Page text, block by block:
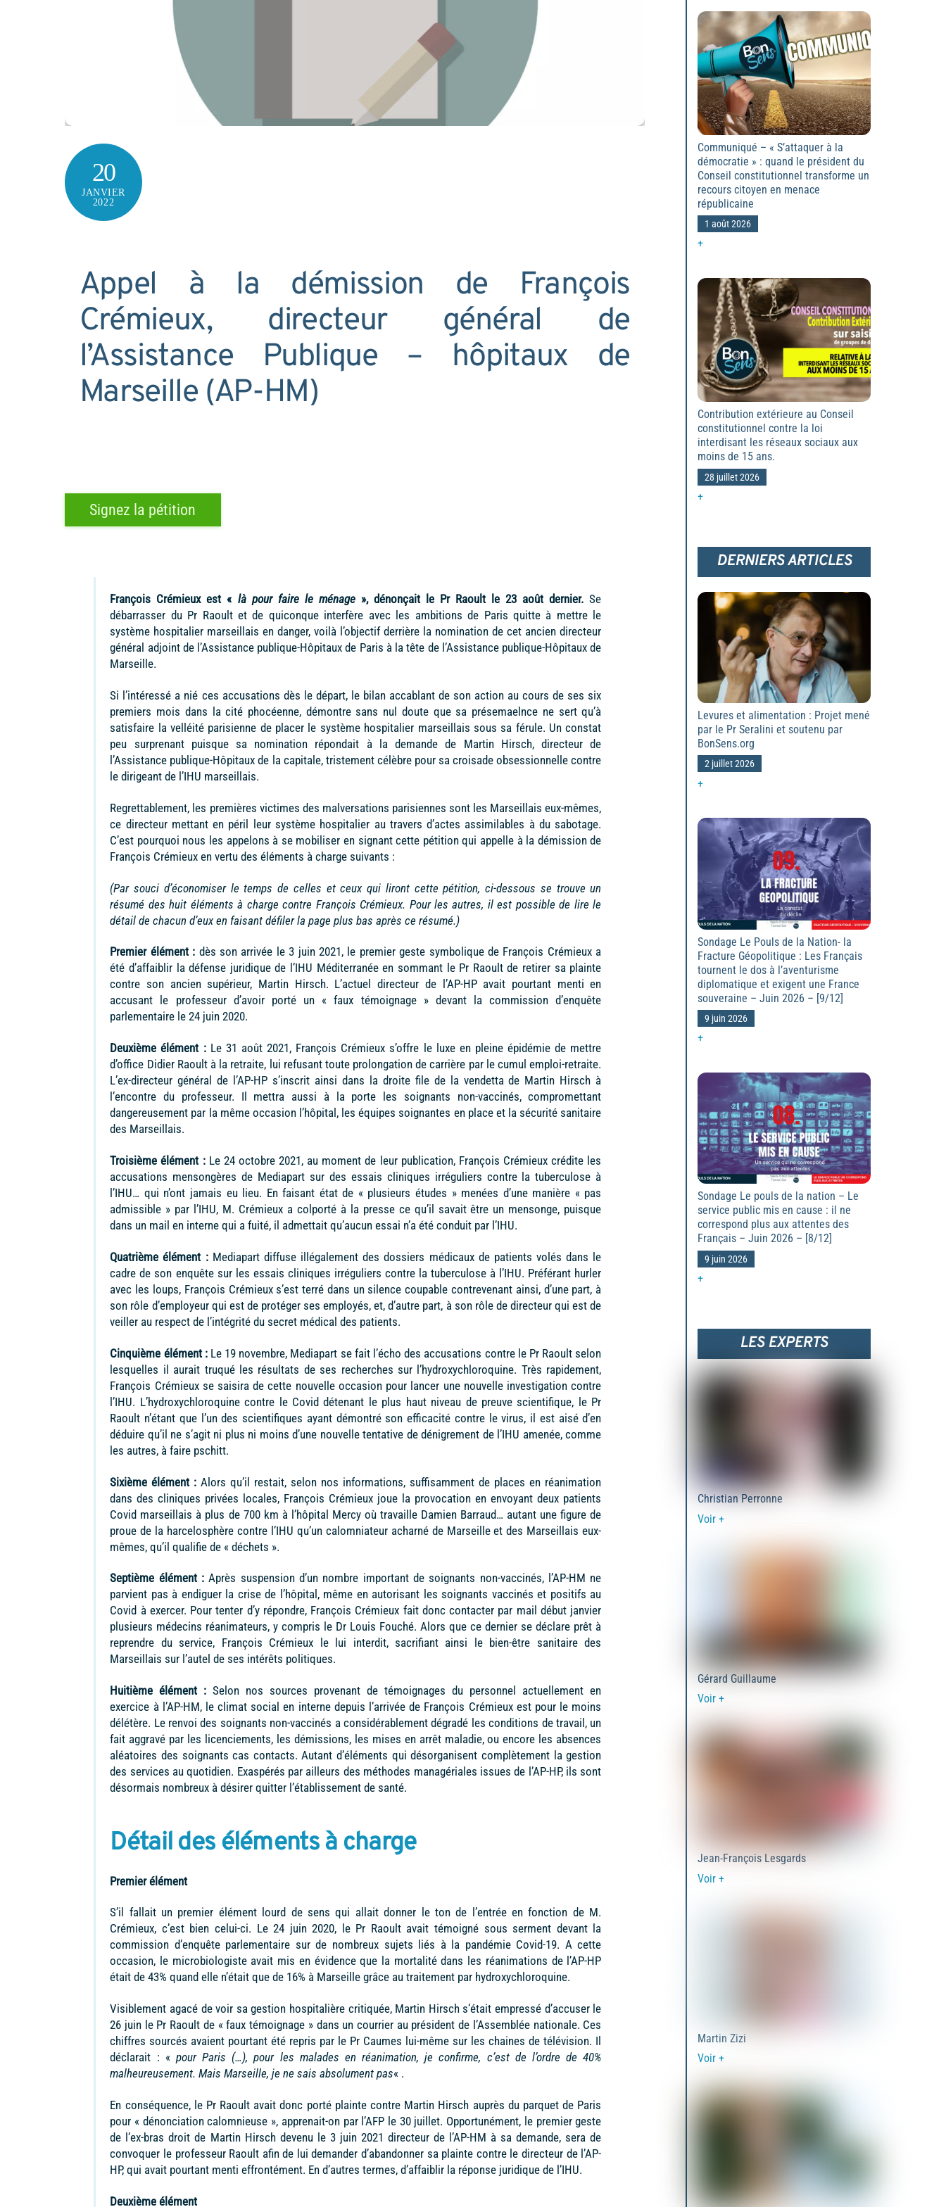
20
JANVIER
2022
Appel à la démission de François
Crémieux, directeur général de
l’Assistance Publique – hôpitaux de
Marseille (AP-HM)
Signez la pétition
François Crémieux est « là pour faire le ménage», dénonçait le Pr Raoult le 23 août dernier. Se
débarrasser du Pr Raoult et de quiconque interfère avec les ambitions de Paris quitte à mettre le
système hospitalier marseillais en danger, voilà l’objectif derrière la nomination de cet ancien directeur
général adjoint de l’Assistance publique-Hôpitaux de Paris à la tête de l’Assistance publique-Hôpitaux de
Marseille.
Si l’intéressé a nié ces accusations dès le départ, le bilan accablant de son action au cours de ses six
premiers mois dans la cité phocéenne, démontre sans nul doute que sa présemaelnce ne sert qu’à
satisfaire la velléité parisienne de placer le système hospitalier marseillais sous sa férule. Un constat
peu surprenant puisque sa nomination répondait à la demande de Martin Hirsch, directeur de
l’Assistance publique-Hôpitaux de la capitale, tristement célèbre pour sa croisade obsessionnelle contre
le dirigeant de l’IHU marseillais.
Regrettablement, les premières victimes des malversations parisiennes sont les Marseillais eux-mêmes,
ce directeur mettant en péril leur système hospitalier au travers d’actes assimilables à du sabotage.
C’est pourquoi nous les appelons à se mobiliser en signant cette pétition qui appelle à la démission de
François Crémieux en vertu des éléments à charge suivants :
(Par souci d’économiser le temps de celles et ceux qui liront cette pétition, ci-dessous se trouve un
résumé des huit éléments à charge contre François Crémieux. Pour les autres, il est possible de lire le
détail de chacun d’eux en faisant défiler la page plus bas après ce résumé.)
Premier élément : dès son arrivée le 3 juin 2021, le premier geste symbolique de François Crémieux a
été d’affaiblir la défense juridique de l’IHU Méditerranée en sommant le Pr Raoult de retirer sa plainte
contre son ancien supérieur, Martin Hirsch. L’actuel directeur de l’AP-HP avait pourtant menti en
accusant le professeur d’avoir porté un « faux témoignage » devant la commission d’enquête
parlementaire le 24 juin 2020.
Deuxième élément :Le 31 août 2021, François Crémieux s’offre le luxe en pleine épidémie de mettre
d’office Didier Raoult à la retraite, lui refusant toute prolongation de carrière par le cumul emploi-retraite.
L’ex-directeur général de l’AP-HP s’inscrit ainsi dans la droite file de la vendetta de Martin Hirsch à
l’encontre du professeur. Il mettra aussi à la porte les soignants non-vaccinés, compromettant
dangereusement par la même occasion l’hôpital, les équipes soignantes en place et la sécurité sanitaire
des Marseillais.
Troisième élément :Le 24 octobre 2021, au moment de leur publication, François Crémieux crédite les
accusations mensongères de Mediapart sur des essais cliniques irréguliers contre la tuberculose à
l’IHU… qui n’ont jamais eu lieu. En faisant état de « plusieurs études » menées d’une manière « pas
admissible » par l’IHU, M. Crémieux a colporté à la presse ce qu’il savait être un mensonge, puisque
dans un mail en interne qui a fuité, il admettait qu’aucun essai n’a été conduit par l’IHU.
Quatrième élément :Mediapart diffuse illégalement des dossiers médicaux de patients volés dans le
cadre de son enquête sur les essais cliniques irréguliers contre la tuberculose à l’IHU. Préférant hurler
avec les loups, François Crémieux s’est terré dans un silence coupable contrevenant ainsi, d’une part, à
son rôle d’employeur qui est de protéger ses employés, et, d’autre part, à son rôle de directeur qui est de
veiller au respect de l’intégrité du secret médical des patients.
Cinquième élément :Le 19 novembre, Mediapart se fait l’écho des accusations contre le Pr Raoult selon
lesquelles il aurait truqué les résultats de ses recherches sur l’hydroxychloroquine. Très rapidement,
François Crémieux se saisira de cette nouvelle occasion pour lancer une nouvelle investigation contre
l’IHU. L’hydroxychloroquine contre le Covid détenant le plus haut niveau de preuve scientifique, le Pr
Raoult n’étant que l’un des scientifiques ayant démontré son efficacité contre le virus, il est aisé d’en
déduire qu’il ne s’agit ni plus ni moins d’une nouvelle tentative de dénigrement de l’IHU amenée, comme
les autres, à faire pschitt.
Sixième élément : Alors qu’il restait, selon nos informations, suffisamment de places en réanimation
dans des cliniques privées locales, François Crémieux joue la provocation en envoyant deux patients
Covid marseillais à plus de 700 km à l’hôpital Mercy où travaille Damien Barraud… autant une figure de
proue de la harcelosphère contre l’IHU qu’un calomniateur acharné de Marseille et des Marseillais eux-
mêmes, qu’il qualifie de « déchets ».
Septième élément :Après suspension d’un nombre important de soignants non-vaccinés, l’AP-HM ne
parvient pas à endiguer la crise de l’hôpital, même en autorisant les soignants vaccinés et positifs au
Covid à exercer. Pour tenter d’y répondre, François Crémieux fait donc contacter par mail début janvier
plusieurs médecins réanimateurs, y compris le Dr Louis Fouché. Alors que ce dernier se déclare prêt à
reprendre du service, François Crémieux le lui interdit, sacrifiant ainsi le bien-être sanitaire des
Marseillais sur l’autel de ses intérêts politiques.
Huitième élément : Selon nos sources provenant de témoignages du personnel actuellement en
exercice à l’AP-HM, le climat social en interne depuis l’arrivée de François Crémieux est pour le moins
délétère. Le renvoi des soignants non-vaccinés a considérablement dégradé les conditions de travail, un
fait aggravé par les licenciements, les démissions, les mises en arrêt maladie, ou encore les absences
aléatoires des soignants cas contacts. Autant d’éléments qui désorganisent complètement la gestion
des services au quotidien. Exaspérés par ailleurs des méthodes managériales issues de l’AP-HP, ils sont
désormais nombreux à désirer quitter l’établissement de santé.
Détail des éléments à charge
Premier élément
S’il fallait un premier élément lourd de sens qui allait donner le ton de l’entrée en fonction de M.
Crémieux, c’est bien celui-ci. Le 24 juin 2020, le Pr Raoult avait témoigné sous serment devant la
commission d’enquête parlementaire sur de nombreux sujets liés à la pandémie Covid-19. A cette
occasion, le microbiologiste avait mis en évidence que la mortalité dans les réanimations de l’AP-HP
était de 43% quand elle n’était que de 16% à Marseille grâce au traitement par hydroxychloroquine.
Visiblement agacé de voir sa gestion hospitalière critiquée, Martin Hirsch s’était empressé d’accuser le
26 juin le Pr Raoult de « faux témoignage » dans un courrier au président de l’Assemblée nationale. Ces
chiffres sourcés avaient pourtant été repris par le Pr Caumes lui-même sur les chaines de télévision. Il
déclarait : « pour Paris (…), pour les malades en réanimation, je confirme, c’est de l’ordre de 40%
malheureusement. Mais Marseille, je ne sais absolument pas« .
En conséquence, le Pr Raoult avait donc porté plainte contre Martin Hirsch auprès du parquet de Paris
pour « dénonciation calomnieuse », apprenait-on par l’AFP le 30 juillet. Opportunément, le premier geste
de l’ex-bras droit de Martin Hirsch devenu le 3 juin 2021 directeur de l’AP-HM à sa demande, sera de
convoquer le professeur Raoult afin de lui demander d’abandonner sa plainte contre le directeur de l’AP-
HP, qui avait pourtant menti effrontément. En d’autres termes, d’affaiblir la réponse juridique de l’IHU.
Deuxième élément
Communiqué – « S’attaquer à la
démocratie » : quand le président du
Conseil constitutionnel transforme un
recours citoyen en menace
républicaine
1 août 2026
+
Contribution extérieure au Conseil
constitutionnel contre la loi
interdisant les réseaux sociaux aux
moins de 15 ans.
28 juillet 2026
+
DERNIERS ARTICLES
Levures et alimentation : Projet mené
par le Pr Seralini et soutenu par
BonSens.org
2 juillet 2026
+
Sondage Le Pouls de la Nation- la
Fracture Géopolitique : Les Français
tournent le dos à l’aventurisme
diplomatique et exigent une France
souveraine – Juin 2026 – [9/12]
9 juin 2026
+
Sondage Le pouls de la nation – Le
service public mis en cause : il ne
correspond plus aux attentes des
Français – Juin 2026 – [8/12]
9 juin 2026
+
LES EXPERTS
Christian Perronne
Voir +
Gérard Guillaume
Voir +
Jean-François Lesgards
Voir +
Martin Zizi
Voir +